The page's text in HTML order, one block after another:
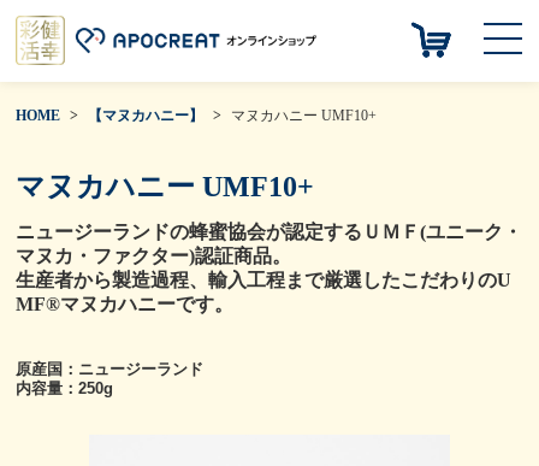
HOME 【マヌカハニー】 マヌカハニー UMF10+
マヌカハニー UMF10+
ニュージーランドの蜂蜜協会が認定するＵＭＦ(ユニーク・
マヌカ・ファクター)認証商品。
生産者から製造過程、輸入工程まで厳選したこだわりのU
MF®マヌカハニーです。
原産国：ニュージーランド
内容量：250g